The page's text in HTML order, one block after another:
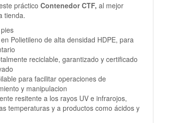
prácticoContenedor CTF, al mejor
tienda.
Polietileno de alta densidad HDPE, para
reciclable, garantizado y certificado
para facilitar operaciones de
y manipulacion
resitente a los rayos UV e infrarojos,
temperaturas y a productos como ácidos y